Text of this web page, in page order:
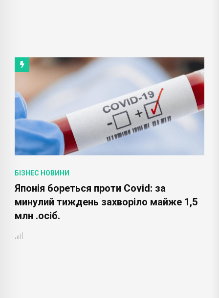
БІЗНЕС НОВИНИ
Японія бореться проти Covid: за
минулий тиждень захворіло майже 1,5
млн .осіб.